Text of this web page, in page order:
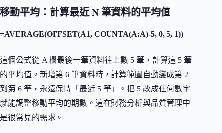
移動平均：計算最近 N 筆資料的平均值
=AVERAGE(OFFSET(A1, COUNTA(A:A)-5, 0, 5, 1))
這個公式從 A 欄最後一筆資料往上數 5 筆，計算這 5 筆
的平均值。新增第 6 筆資料時，計算範圍自動變成第 2
到第 6 筆，永遠保持「最近 5 筆」。把 5 改成任何數字
就能調整移動平均的期數。這在財務分析與品質管理中
是很常見的需求。